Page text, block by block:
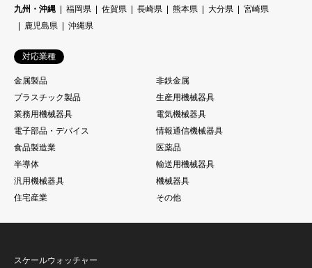
九州・沖縄
福岡県 佐賀県 長崎県 熊本県 大分県
宮崎県
鹿児島県
沖縄県
対応業種
金属製品
非鉄金属
プラスチック製品
生産用機械器具
業務用機械器具
電気機械器具
電子部品・デバイス
情報通信機械器具
食品製造業
医薬品
半導体
輸送用機械器具
汎用機械器具
機械器具
住宅産業
その他
スケールウォッチャー